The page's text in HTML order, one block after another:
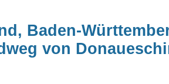
Baden-
von